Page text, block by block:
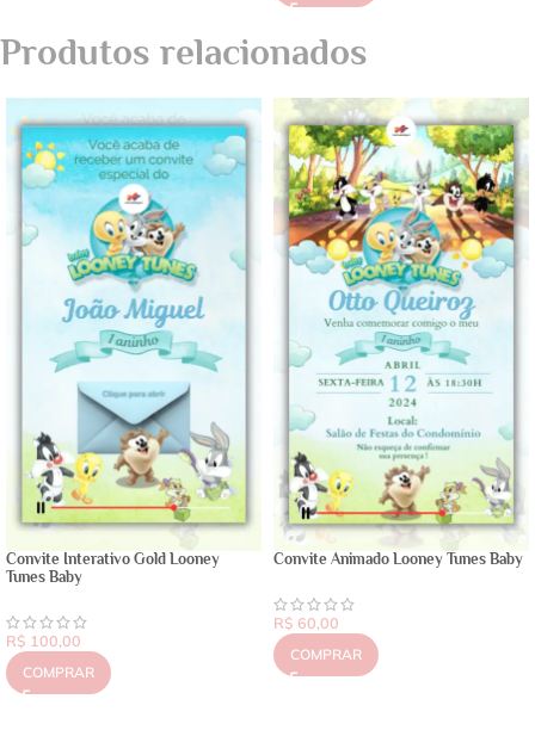
Produtos relacionados
Convite Interativo Gold Looney
Tunes Baby
R$ 100,00
COMPRAR
Convite Animado Looney Tunes Baby
R$ 60,00
COMPRAR